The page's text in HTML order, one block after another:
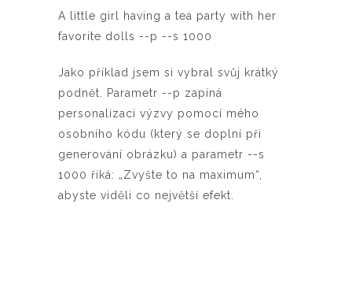
A little girl having a tea party with her
favorite dolls --p --s 1000
Jako příklad jsem si vybral svůj krátký
podnět. Parametr --p zapíná
personalizaci výzvy pomocí mého
osobního kódu (který se doplní při
generování obrázku) a parametr --s
1000 říká: „Zvyšte to na maximum“,
abyste viděli co největší efekt.